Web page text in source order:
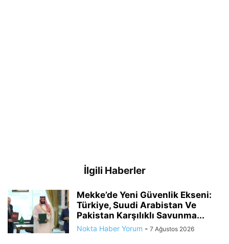
İlgili Haberler
Mekke’de Yeni Güvenlik Ekseni:
Türkiye, Suudi Arabistan Ve
Pakistan Karşılıklı Savunma...
Nokta Haber Yorum - 7 Ağustos 2026